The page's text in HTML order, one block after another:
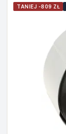
TANIEJ -809 ZŁ